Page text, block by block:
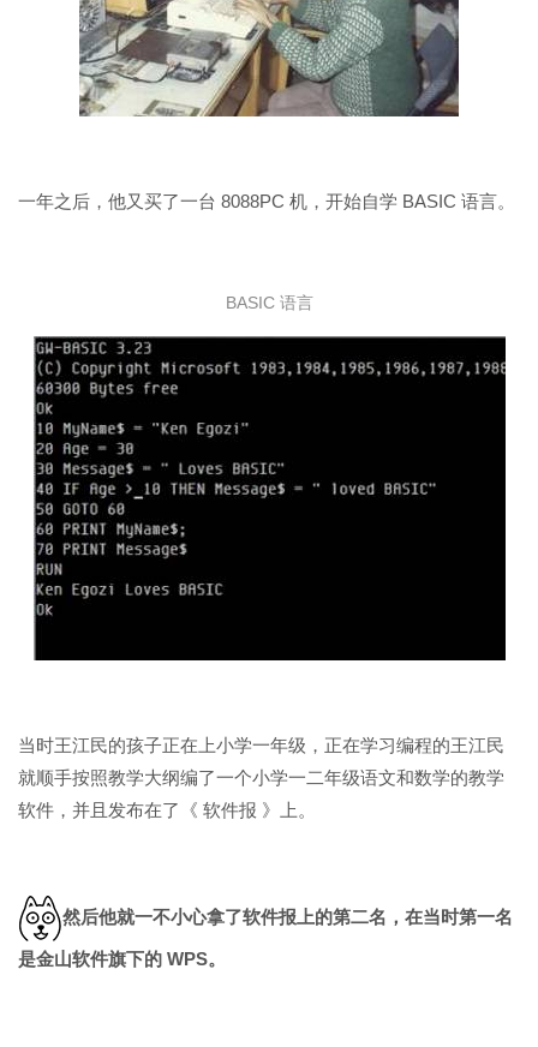
一年之后，他又买了一台 8088PC 机，开始自学 BASIC 语言。
BASIC 语言
当时王江民的孩子正在上小学一年级，正在学习编程的王江民
就顺手按照教学大纲编了一个小学一二年级语文和数学的教学
软件，并且发布在了《 软件报 》上。
然后他就一不小心拿了软件报上的第二名，在当时第一名
是金山软件旗下的 WPS。